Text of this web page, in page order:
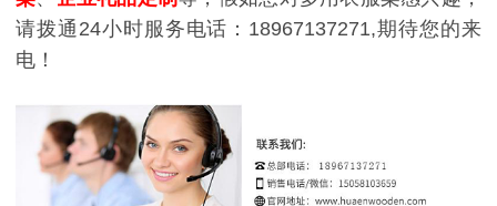
请拨通24小时服务电话：18967137271,期待您的来
电！